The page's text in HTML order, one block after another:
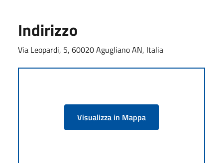
Indirizzo
Via Leopardi, 5, 60020 Agugliano AN, Italia
Visualizza in Mappa